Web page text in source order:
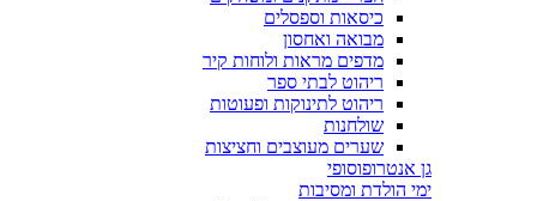
כיסאות וספסלים
מבואה ואחסון
מדפים מראות ולוחות קיר
ריהוט לבתי ספר
ריהוט לתינוקות ופעוטות
שולחנות
שערים מעוצבים וחציצות
גן אנטרופוסופי
ימי הולדת ומסיבות